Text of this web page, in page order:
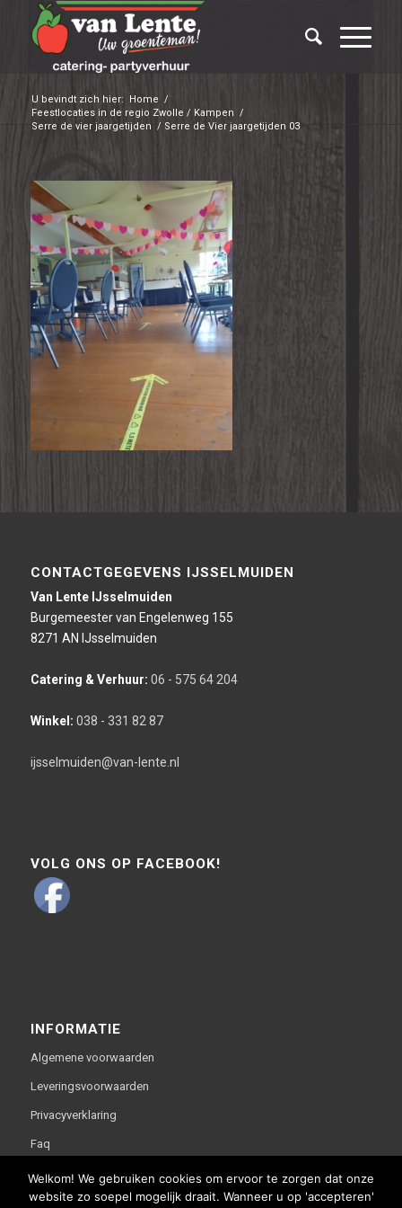
U bevindt zich hier: Home /
Feestlocaties in de regio Zwolle / Kampen /
Serre de vier jaargetijden / Serre de Vier jaargetijden 03
CONTACTGEGEVENS IJSSELMUIDEN
Van Lente IJsselmuiden
Burgemeester van Engelenweg 155
8271 AN IJsselmuiden
Catering & Verhuur: 06 - 575 64 204
Winkel: 038 - 331 82 87
ijsselmuiden@van-lente.nl
VOLG ONS OP FACEBOOK!
INFORMATIE
Algemene voorwaarden
Leveringsvoorwaarden
Privacyverklaring
Faq
Welkom! We gebruiken cookies om ervoor te zorgen dat onze
website zo soepel mogelijk draait. Wanneer u op 'accepteren'